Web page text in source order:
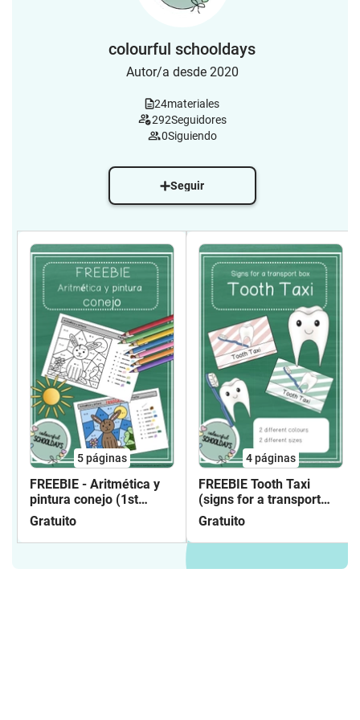
colourful schooldays
Autor/a desde 2020
24materiales
292Seguidores
0Siguiendo
Seguir
5páginas
FREEBIE - Aritmética y
pintura conejo (1st
grade)
Gratuito
4páginas
FREEBIE Tooth Taxi
(signs for a transport
box)
Gratuito